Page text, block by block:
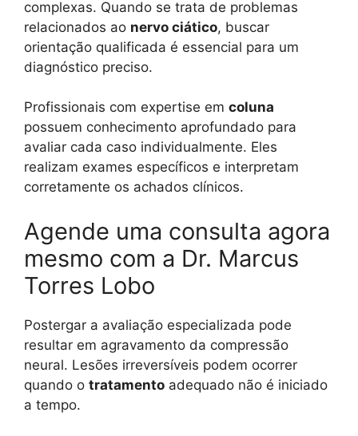
complexas. Quando se trata de problemas
relacionados ao nervo ciático, buscar
orientação qualificada é essencial para um
diagnóstico preciso.
Profissionais com expertise em coluna
possuem conhecimento aprofundado para
avaliar cada caso individualmente. Eles
realizam exames específicos e interpretam
corretamente os achados clínicos.
Agende uma consulta agora
mesmo com a Dr. Marcus
Torres Lobo
Postergar a avaliação especializada pode
resultar em agravamento da compressão
neural. Lesões irreversíveis podem ocorrer
quando o tratamento adequado não é iniciado
a tempo.